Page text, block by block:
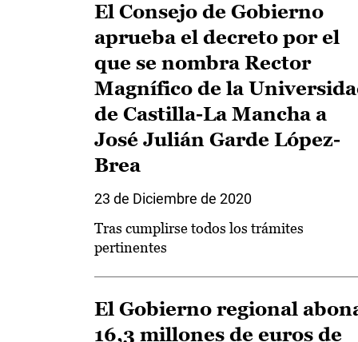
El Consejo de Gobierno
aprueba el decreto por el
que se nombra Rector
Magnífico de la
de Castilla-La Mancha a
José Julián Garde López-
Brea
23 de Diciembre de 2020
Tras cumplirse todos los trámites
pertinentes
El Gobierno regional
16,3 millones de euros de